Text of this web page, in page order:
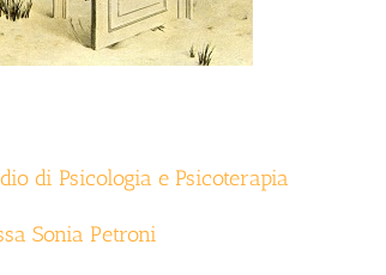
di Psicologia e Psicoterapia
Sonia Petroni